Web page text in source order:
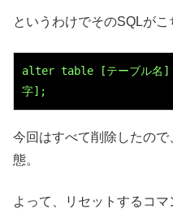
というわけでそのSQLがこ
alter table [テーブル名]
字];
今回はすべて削除したの
態。
よって、リセットするコマ